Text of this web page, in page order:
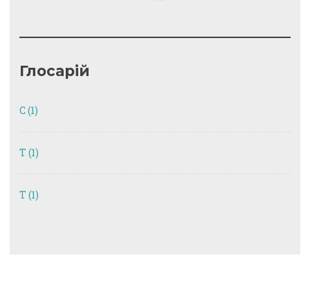
Глосарій
C(1)
T (1)
Т (1)